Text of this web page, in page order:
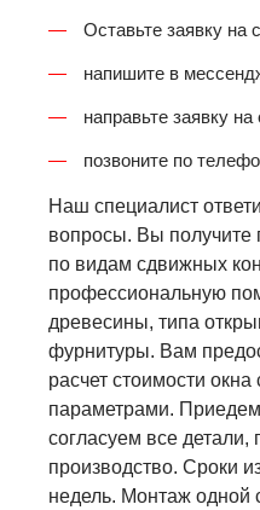
Оставьте заявку на
напишите в
направьте заявку на
позвоните по
Наш специалист
вопросы. Вы получите
по видам сдвижных
профессиональную
древесины, типа
фурнитуры. Вам
расчет стоимости
параметрами.
согласуем все детали,
производство. Сроки
недель. Монтаж одной